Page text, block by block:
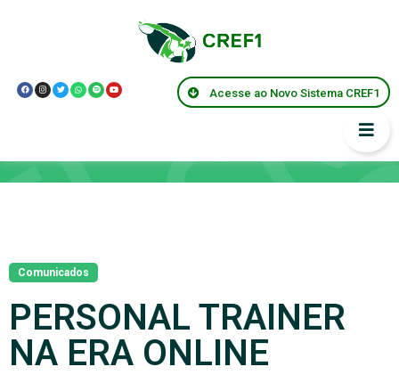
Acesse ao Novo Sistema CREF1
Comunicados
PERSONAL TRAINER
NA ERA ONLINE